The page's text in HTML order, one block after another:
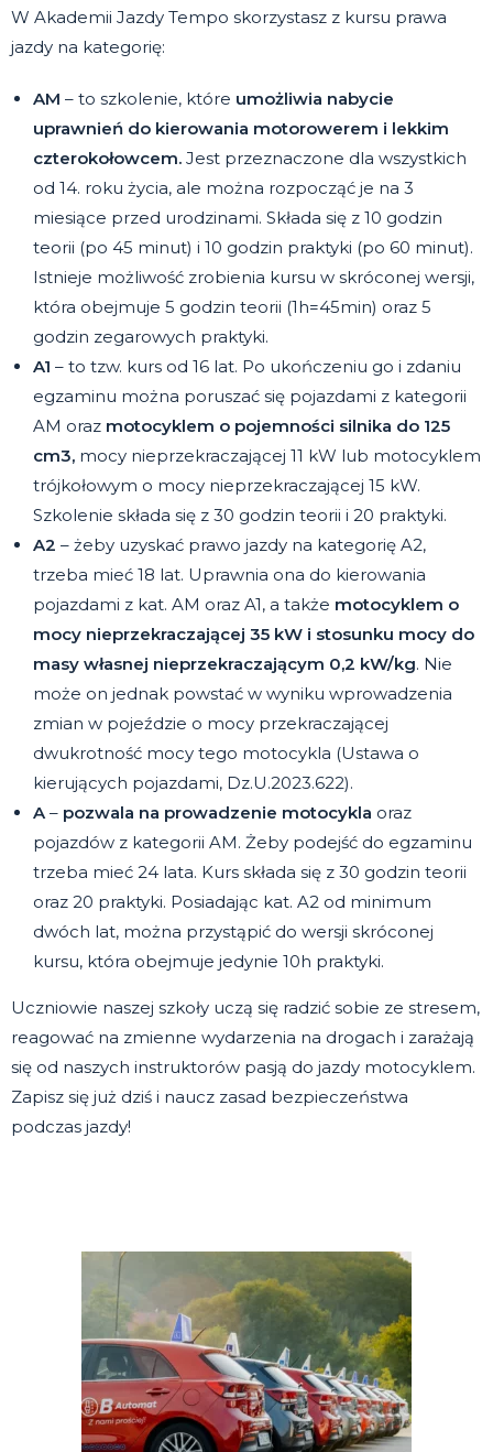
W Akademii Jazdy Tempo skorzystasz z kursu prawa
jazdy na kategorię:
AM – to szkolenie, które umożliwia nabycie
uprawnień do kierowania motorowerem i lekkim
czterokołowcem. Jest przeznaczone dla wszystkich
od 14. roku życia, ale można rozpocząć je na 3
miesiące przed urodzinami. Składa się z 10 godzin
teorii (po 45 minut) i 10 godzin praktyki (po 60 minut).
Istnieje możliwość zrobienia kursu w skróconej wersji,
która obejmuje 5 godzin teorii (1h=45min) oraz 5
godzin zegarowych praktyki.
A1 – to tzw. kurs od 16 lat. Po ukończeniu go i zdaniu
egzaminu można poruszać się pojazdami z kategorii
AM oraz motocyklem o pojemności silnika do 125
cm3, mocy nieprzekraczającej 11 kW lub motocyklem
trójkołowym o mocy nieprzekraczającej 15 kW.
Szkolenie składa się z 30 godzin teorii i 20 praktyki.
A2 – żeby uzyskać prawo jazdy na kategorię A2,
trzeba mieć 18 lat. Uprawnia ona do kierowania
pojazdami z kat. AM oraz A1, a także motocyklem o
mocy nieprzekraczającej 35 kW i stosunku mocy do
masy własnej nieprzekraczającym 0,2 kW/kg. Nie
może on jednak powstać w wyniku wprowadzenia
zmian w pojeździe o mocy przekraczającej
dwukrotność mocy tego motocykla (Ustawa o
kierujących pojazdami, Dz.U.2023.622).
A – pozwala na prowadzenie motocykla oraz
pojazdów z kategorii AM. Żeby podejść do egzaminu
trzeba mieć 24 lata. Kurs składa się z 30 godzin teorii
oraz 20 praktyki. Posiadając kat. A2 od minimum
dwóch lat, można przystąpić do wersji skróconej
kursu, która obejmuje jedynie 10h praktyki.
Uczniowie naszej szkoły uczą się radzić sobie ze stresem,
reagować na zmienne wydarzenia na drogach i zarażają
się od naszych instruktorów pasją do jazdy motocyklem.
Zapisz się już dziś i naucz zasad bezpieczeństwa
podczas jazdy!